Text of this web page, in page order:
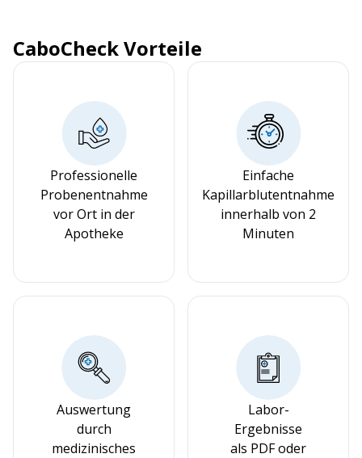
CaboCheck Vorteile
Professionelle
Probenentnahme
vor Ort in der
Apotheke
Einfache
Kapillarblutentnahme
innerhalb von 2
Minuten
Auswertung
durch
medizinisches
Labor-
Ergebnisse
als PDF oder